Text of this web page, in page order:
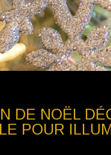
DE NOËL
POUR